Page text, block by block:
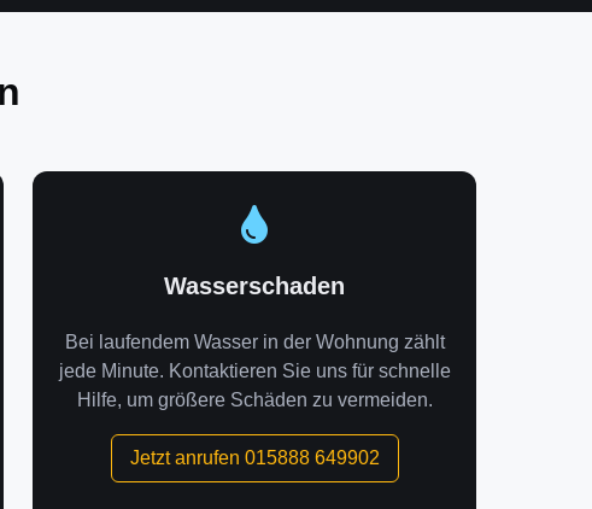
Wasserschaden
Bei laufendem Wasser in der Wohnung zählt
jede Minute. Kontaktieren Sie uns für schnelle
Hilfe, um größere Schäden zu vermeiden.
Jetzt anrufen 015888 649902